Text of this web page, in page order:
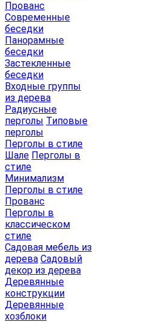
Прованс
Современные
беседки
Панорамные
беседки
Застекленные
беседки
Входные группы
из дерева
Радиусные
перголы Типовые
перголы
Перголы в стиле
Шале Перголы в
стиле
Минимализм
Перголы в стиле
Прованс
Перголы в
классическом
стиле
Садовая мебель из
дерева Садовый
декор из дерева
Деревянные
конструкции
Деревянные
хозблоки